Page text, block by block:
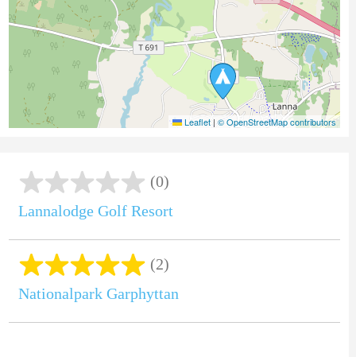
Leaflet | © OpenStreetMap contributors
(0)
Lannalodge Golf Resort
(2)
Nationalpark Garphyttan